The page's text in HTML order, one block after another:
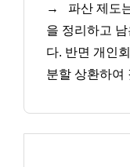
→
파산 제도
을 정리하고
다. 반면 개인
분할 상환하여